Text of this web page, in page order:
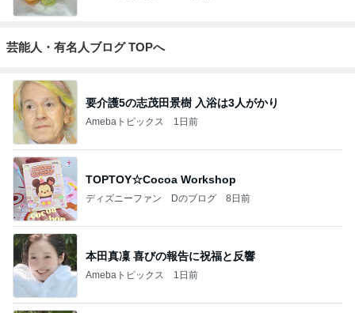
芸能人・有名人ブログ TOPへ
要介護5の志茂田景樹 入浴は3人がかり
Amebaトピックス 1日前
TOPTOY☆Cocoa Workshop
ディズニーファン Dのブログ 8日前
本田真凜 喜びの報告に祝福と反響
Amebaトピックス 1日前